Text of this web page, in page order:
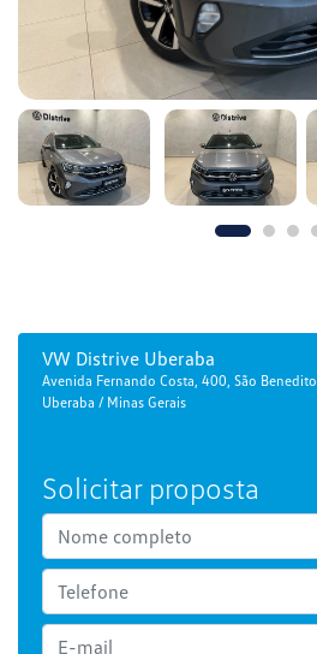
VW Distrive Uberaba
Avenida Fernando Costa, 400, São Benedito
Uberaba / Minas Gerais
Solicitar proposta